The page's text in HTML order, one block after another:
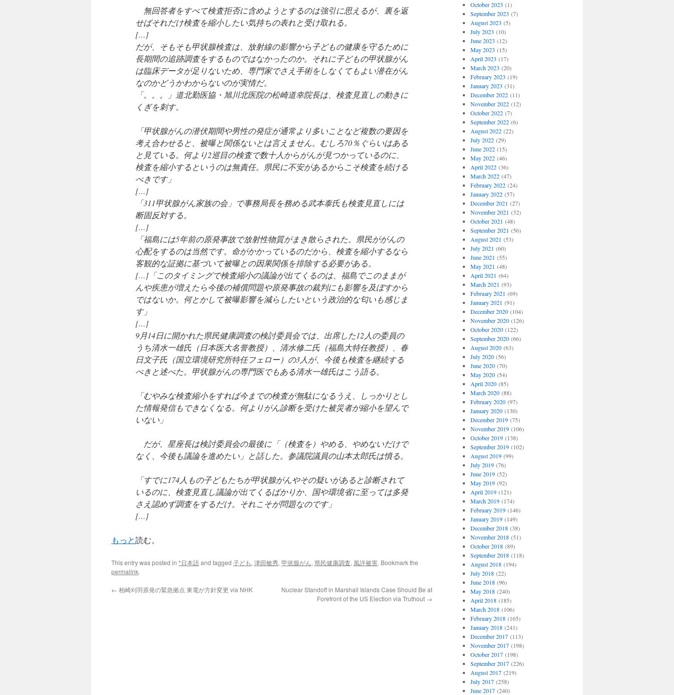
無回答者をすべて検査拒否に含めようとするのは強引に思えるが、裏を返
せばそれだけ検査を縮小したい気持ちの表れと受け取れる。
[…]
だが、そもそも甲状腺検査は、放射線の影響から子どもの健康を守るために
長期間の追跡調査をするものではなかったのか。それに子どもの甲状腺がん
は臨床データが足りないため、専門家でさえ手術をしなくてもよい潜在がん
なのかどうかわからないのが実情だ。
「。。。」道北勤医協・旭川北医院の松崎道幸院長は、検査見直しの動きに
くぎを刺す。
「甲状腺がんの潜伏期間や男性の発症が通常より多いことなど複数の要因を
考え合わせると、被曝と関係ないとは言えません。むしろ70％ぐらいはある
と見ている。何より2巡目の検査で数十人からがんが見つかっているのに、
検査を縮小するというのは無責任。県民に不安があるからこそ検査を続ける
べきです」
[…]
「311甲状腺がん家族の会」で事務局長を務める武本泰氏も検査見直しには
断固反対する。
[…]
「福島には5年前の原発事故で放射性物質がまき散らされた。県民ががんの
心配をするのは当然です。命がかかっているのだから、検査を縮小するなら
客観的な証拠に基づいて被曝との因果関係を排除する必要がある。
[…]「このタイミングで検査縮小の議論が出てくるのは、福島でこのままが
んや疾患が増えたら今後の補償問題や原発事故の裁判にも影響を及ぼすから
ではないか。何とかして被曝影響を減らしたいという政治的な匂いも感じま
す」
[…]
9月14日に開かれた県民健康調査の検討委員会では、出席した12人の委員の
うち清水一雄氏（日本医大名誉教授）、清水修二氏（福島大特任教授）、春
日文子氏（国立環境研究所特任フェロー）の3人が、今後も検査を継続する
べきと述べた。甲状腺がんの専門医でもある清水一雄氏はこう語る。
「むやみな検査縮小をすれば今までの検査が無駄になるうえ、しっかりとし
た情報発信もできなくなる。何よりがん診断を受けた被災者が縮小を望んで
いない」
だが、星座長は検討委員会の最後に「（検査を）やめる、やめないだけで
なく、今後も議論を進めたい」と話した。参議院議員の山本太郎氏は憤る。
「すでに174人もの子どもたちが甲状腺がんやその疑いがあると診断されて
いるのに、検査見直し議論が出てくるばかりか、国や環境省に至っては多発
さえ認めず調査をするだけ。それこそが問題なのです」
[…]
もっと読む。
This entry was posted in *日本語and tagged 子ども, 津田敏秀, 甲状腺がん, 県民健康調査, 風評被害. Bookmark the
permalink.
← 柏崎刈羽原発の緊急拠点 東電が方針変更 via NHK
Nuclear Standoff in Marshall Islands Case Should Be at
Forefront of the US Election via Truthout →
October 2023 (1)
September 2023 (7)
August 2023 (5)
July 2023 (10)
June 2023 (12)
May 2023 (15)
April 2023 (17)
March 2023 (20)
February 2023 (19)
January 2023 (31)
December 2022(11)
November 2022(12)
October 2022(7)
September 2022(6)
August 2022(22)
July 2022(29)
June 2022(15)
May 2022(46)
April 2022(36)
March 2022(47)
February 2022(24)
January 2022(57)
December 2021 (27)
November 2021 (32)
October 2021 (48)
September 2021 (56)
August 2021 (53)
July 2021 (60)
June 2021 (55)
May 2021 (48)
April 2021 (64)
March 2021 (93)
February 2021 (69)
January 2021 (91)
December 2020(104)
November 2020(126)
October 2020(122)
September 2020(66)
August 2020(63)
July 2020(56)
June 2020(70)
May 2020(54)
April 2020(85)
March 2020(88)
February 2020(97)
January 2020(130)
December 2019(75)
November 2019(106)
October 2019(138)
September 2019(102)
August 2019(99)
July 2019(76)
June 2019(52)
May 2019(92)
April 2019(121)
March 2019(174)
February 2019(146)
January 2019(149)
December 2018(38)
November 2018(51)
October 2018(89)
September 2018(118)
August 2018(194)
July 2018(22)
June 2018(96)
May 2018(240)
April 2018(185)
March 2018(106)
February 2018(165)
January 2018(241)
December 2017(113)
November 2017(198)
October 2017(198)
September 2017(226)
August 2017(219)
July 2017(258)
June 2017(240)